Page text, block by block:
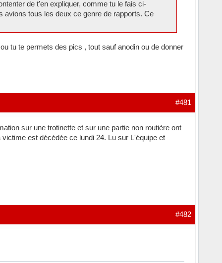
de t'en expliquer, comme tu le fais ci-
avions tous les deux ce genre de rapports. Ce
tu te permets des pics , tout sauf anodin ou de donner
#481
sur une trotinette et sur une partie non routière ont
est décédée ce lundi 24. Lu sur L'équipe et
#482